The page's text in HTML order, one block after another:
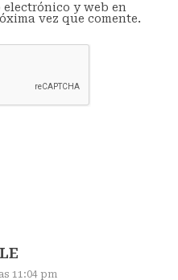
y web en
vez que comente.
11:04 pm